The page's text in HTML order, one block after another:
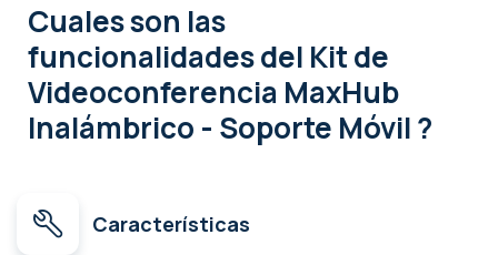
Cuales son las
funcionalidadesdel Kit de
Videoconferencia MaxHub
Inalámbrico - Soporte Móvil ?
Características